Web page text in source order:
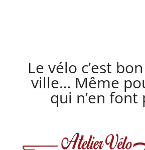
Le vélo c’est
ville… Même
qui n’en font